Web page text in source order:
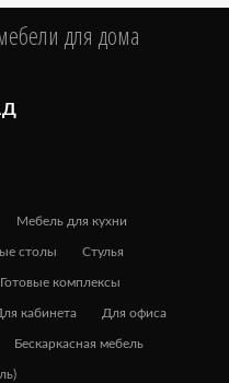
для дома
Мебель для кухни
столы Стулья
Готовые комплексы
кабинета Для офиса
Бескаркасная мебель